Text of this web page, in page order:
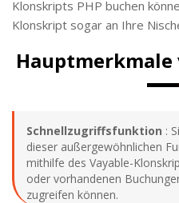
Klonskripts PHP buchen
Klonskript sogar an Ihre
Hauptmerkmale
Schnellzugriffsfunktion :
dieser außergewöhnlichen
mithilfe des Vayable-
oder vorhandenen
zugreifen können.